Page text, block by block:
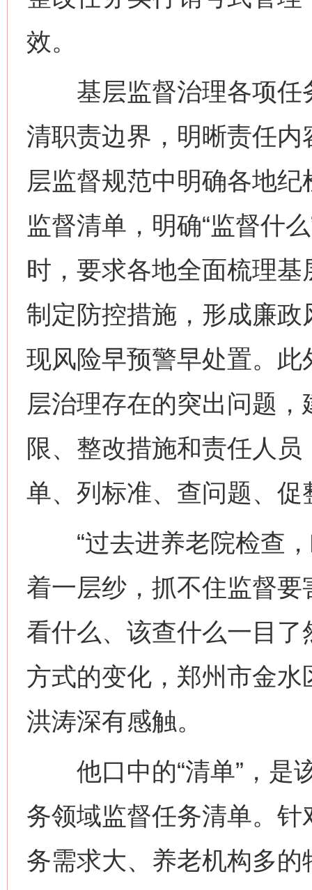
效。
基层监督治理各项任
清职责边界，明晰责任
层监督规范中明确各地
监督清单，明确“监督什
时，要求各地全面梳理
制定防控措施，形成廉政
现风险早预警早处置。
层治理存在的突出问题
限、整改措施和责任人员
单、列标准、查问题、
“过去进养老院检查，
着一层纱，抓不住监督
看什么、该查什么一目了
方式的变化，郑州市金
洪涛深有感触。
他口中的“清单”，是
务领域监督任务清单。
务需求大、养老机构多